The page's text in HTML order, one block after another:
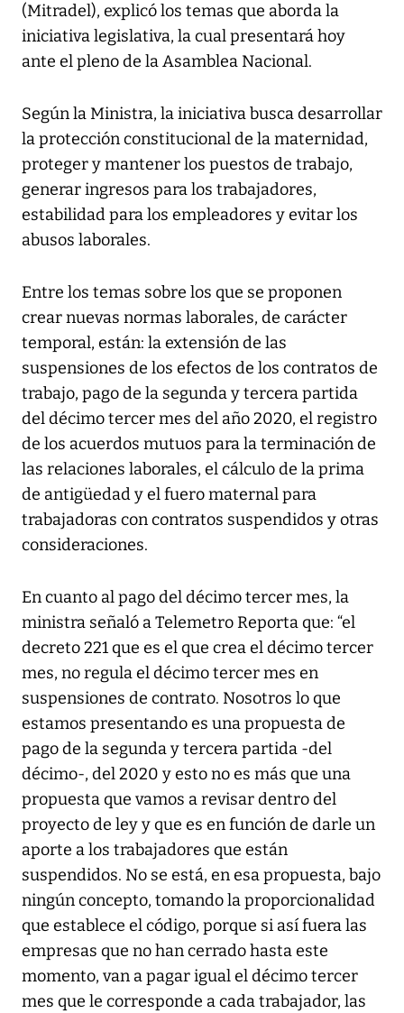
(Mitradel), explicó los temas que aborda la
iniciativa legislativa, la cual presentará hoy
ante el pleno de la Asamblea Nacional.
Según la Ministra, la iniciativa busca desarrollar
la protección constitucional de la maternidad,
proteger y mantener los puestos de trabajo,
generar ingresos para los trabajadores,
estabilidad para los empleadores y evitar los
abusos laborales.
Entre los temas sobre los que se proponen
crear nuevas normas laborales, de carácter
temporal, están: la extensión de las
suspensiones de los efectos de los contratos de
trabajo, pago de la segunda y tercera partida
del décimo tercer mes del año 2020, el registro
de los acuerdos mutuos para la terminación de
las relaciones laborales, el cálculo de la prima
de antigüedad y el fuero maternal para
trabajadoras con contratos suspendidos y otras
consideraciones.
En cuanto al pago del décimo tercer mes, la
ministra señaló a Telemetro Reporta que: “el
decreto 221 que es el que crea el décimo tercer
mes, no regula el décimo tercer mes en
suspensiones de contrato. Nosotros lo que
estamos presentando es una propuesta de
pago de la segunda y tercera partida -del
décimo-, del 2020 y esto no es más que una
propuesta que vamos a revisar dentro del
proyecto de ley y que es en función de darle un
aporte a los trabajadores que están
suspendidos. No se está, en esa propuesta, bajo
ningún concepto, tomando la proporcionalidad
que establece el código, porque si así fuera las
empresas que no han cerrado hasta este
momento, van a pagar igual el décimo tercer
mes que le corresponde a cada trabajador, las